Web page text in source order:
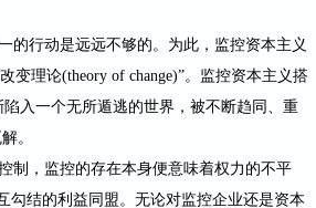
的行动是远远不够的。为此，监控资本主义
变理论(theory of change)”。监控资本主义搭
入一个无所遁逃的世界，被不断趋同、重
。
制，监控的存在本身便意味着权力的不平
勾结的利益同盟。无论对监控企业还是资本